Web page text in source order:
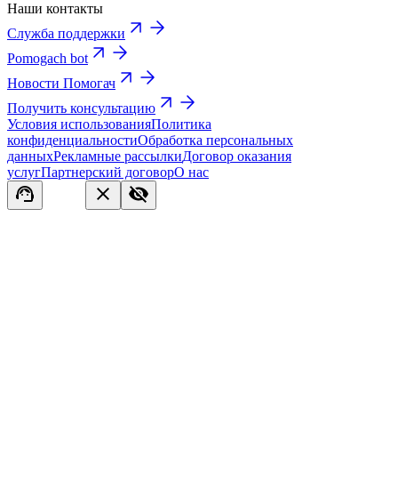
Наши контакты
Служба поддержки
Pomogach bot
Новости Помогач
Получить консультацию
Условия использованияПолитика
конфиденциальностиОбработка персональных
данныхРекламные рассылкиДоговор оказания
услугПартнерский договорО нас